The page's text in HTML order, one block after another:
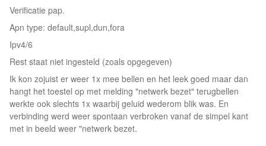
Verificatie pap.
Apn type: default,supl,dun,fora
Ipv4/6
Rest staat niet ingesteld (zoals opgegeven)
Ik kon zojuist er weer 1x mee bellen en het leek goed maar dan
hangt het toestel op met melding "netwerk bezet" terugbellen
werkte ook slechts 1x waarbij geluid wederom blik was. En
verbinding werd weer spontaan verbroken vanaf de simpel kant
met in beeld weer "netwerk bezet.